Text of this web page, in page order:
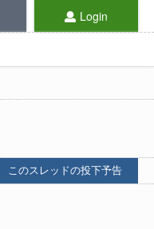
Login
このスレッドの投下予告